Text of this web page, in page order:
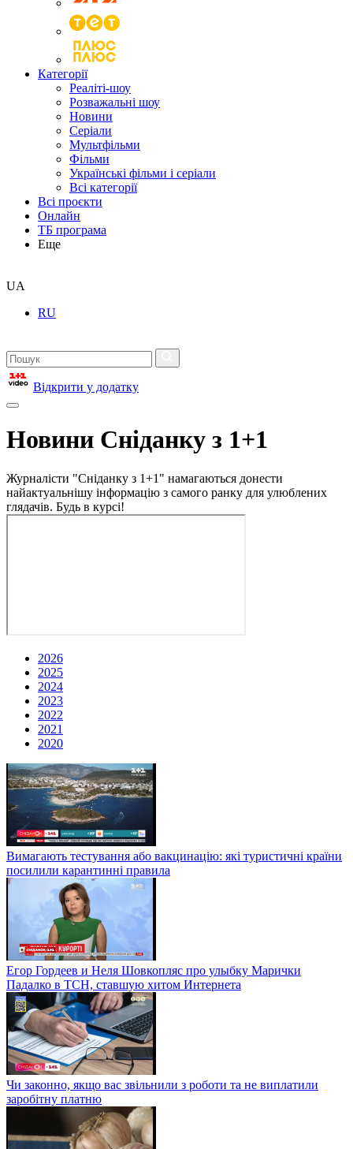
Категорії
Реаліті-шоу
Розважальні шоу
Новини
Серіали
Мультфільми
Фільми
Українські фільми і серіали
Всі категорії
Всі проєкти
Онлайн
ТБ програма
Еще
UA
RU
Відкрити у додатку
Новини Сніданку з 1+1
Журналісти "Сніданку з 1+1" намагаються донести
найактуальнішу інформацію з самого ранку для улюблених
глядачів. Будь в курсі!
2026
2025
2024
2023
2022
2021
2020
Вимагають тестування або вакцинацію: які туристичні країни
посилили карантинні правила
Егор Гордеев и Неля Шовкопляс про улыбку Марички
Падалко в ТСН, ставшую хитом Интернета
Чи законно, якщо вас звільнили з роботи та не виплатили
заробітну платню